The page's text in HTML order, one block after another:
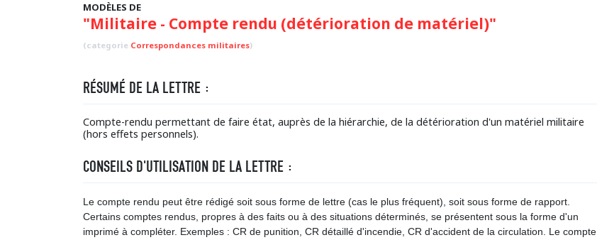
MODÈLES DE
"Militaire - Compte rendu (détérioration de matériel)"
(categorie Correspondances militaires)
RÉSUMÉ DE LA LETTRE :
Compte-rendu permettant de faire état, auprès de la hiérarchie, de la détérioration d'un matériel militaire
(hors effets personnels).
CONSEILS D'UTILISATION DE LA LETTRE :
Le compte rendu peut être rédigé soit sous forme de lettre (cas le plus fréquent), soit sous forme de rapport.
Certains comptes rendus, propres à des faits ou à des situations déterminés, se présentent sous la forme d'un
imprimé à compléter. Exemples : CR de punition, CR détaillé d'incendie, CR d'accident de la circulation. Le compte